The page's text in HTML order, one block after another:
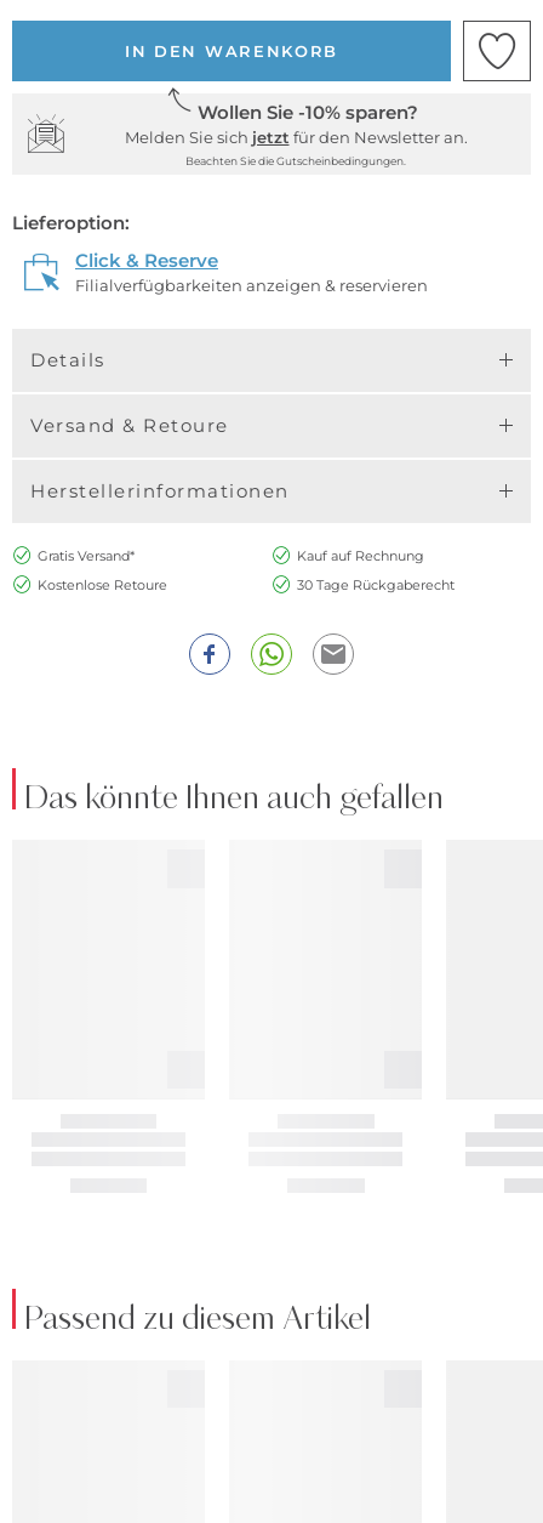
IN DEN WARENKORB
Wollen Sie -10% sparen?
Melden Sie sich jetzt für den Newsletter an.
Beachten Sie die Gutscheinbedingungen.
Lieferoption:
Click & Reserve
Filialverfügbarkeiten anzeigen & reservieren
Details
Versand & Retoure
Herstellerinformationen
Gratis Versand*
Kauf auf Rechnung
Kostenlose Retoure
30 Tage Rückgaberecht
Das könnte Ihnen auch gefallen
Passend zu diesem Artikel